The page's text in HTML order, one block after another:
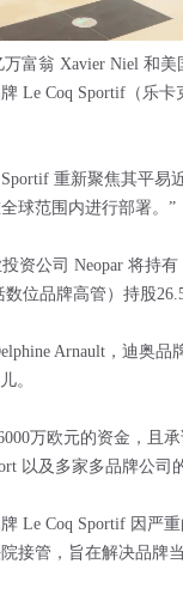
富翁 Xavier Niel 和
Le Coq Sportif（乐卡
重新聚焦其平易
球范围内进行部署。”
资公司 Neopar 将持
位品牌高管）持股
Arnault，迪奥
。
万欧元的资金，且
以及多家多品牌公司
Le Coq Sportif 因严
接管，旨在解决品牌